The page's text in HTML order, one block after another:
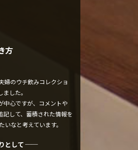
方
婦のウチ飲みコレクショ
した。
中心ですが、コメントや
して、蓄積された情報を
なと考えています。
りとして ──